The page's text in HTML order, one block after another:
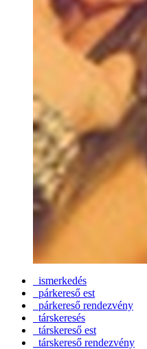
ismerkedés
párkereső est
párkereső rendezvény
társkeresés
társkereső est
társkereső rendezvény